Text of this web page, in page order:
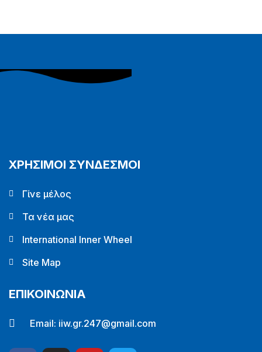
ΧΡΗΣΙΜΟΙ ΣΥΝΔΕΣΜΟΙ
Γίνε μέλος
Τα νέα μας
International Inner Wheel
Site Map
ΕΠΙΚΟΙΝΩΝΙΑ
Email: iiw.gr.247@gmail.com